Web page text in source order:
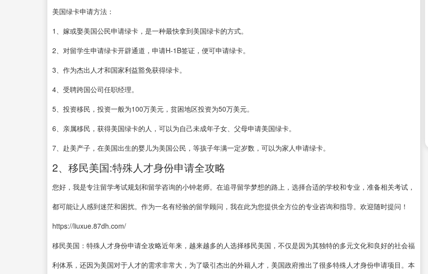
美国绿卡申请方法：
1、嫁或娶美国公民申请绿卡，是一种最快拿到美国绿卡的方式。
2、对留学生申请绿卡开辟通道，申请H-1B签证，便可申请绿卡。
3、作为杰出人才和国家利益豁免获得绿卡。
4、受聘跨国公司任职经理。
5、投资移民，投资一般为100万美元，贫困地区投资为50万美元。
6、亲属移民，获得美国绿卡的人，可以为自己未成年子女、父母申请美国绿卡。
7、赴美产子，在美国出生的婴儿为美国公民，等孩子年满一定岁数，可以为家人申请绿卡。
2、移民美国:特殊人才身份申请全攻略
您好，我是专注留学考试规划和留学咨询的小钟老师。在追寻留学梦想的路上，选择合适的学校和专业，准备相关考试，
都可能让人感到迷茫和困扰。作为一名有经验的留学顾问，我在此为您提供全方位的专业咨询和指导。欢迎随时提问！
https://liuxue.87dh.com/
移民美国：特殊人才身份申请全攻略近年来，越来越多的人选择移民美国，不仅是因为其独特的多元文化和良好的社会福
利体系，还因为美国对于人才的需求非常大，为了吸引杰出的外籍人才，美国政府推出了很多特殊人才身份申请项目。本